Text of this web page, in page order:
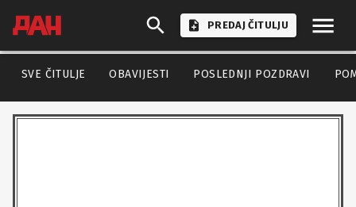
PREDAJ ČITULJU
SVE ČITULJE OBAVIJESTI POSLEDNJI POZDRAVI